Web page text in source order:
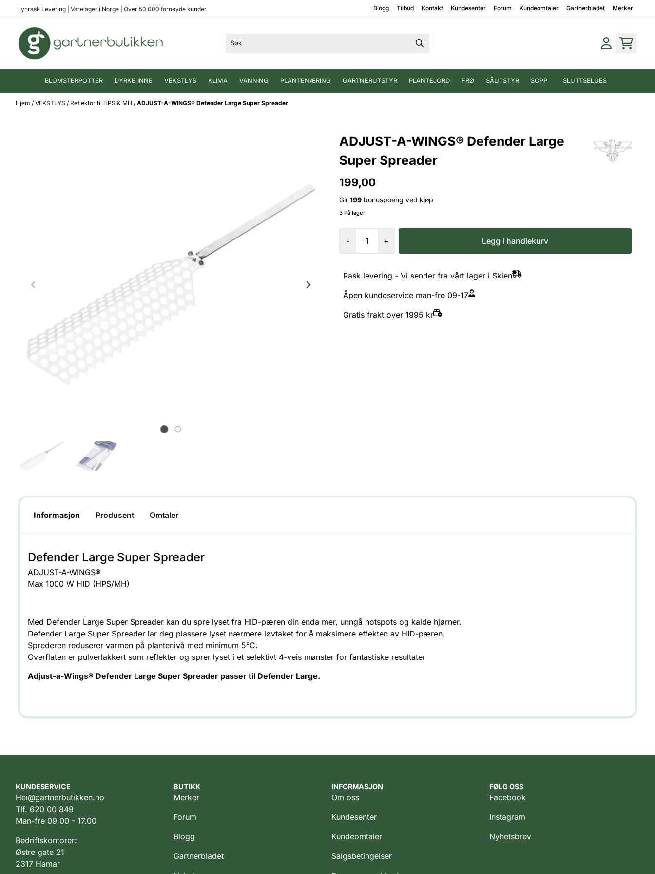
Hopp til innhold
Lynrask Levering Varelager i Norge Over 50 000 fornøyde kunder Blogg Tilbud Kontakt Kundesenter Forum Kundeomtaler Gartnerbladet Merker
BLOMSTERPOTTER DYRKE INNE VEKSTLYS KLIMA VANNING PLANTENÆRING GARTNERUTSTYR PLANTEJORD FRØ SÅUTSTYR SOPP SLUTTSELGES
Hjem / VEKSTLYS / Reflektor til HPS & MH / ADJUST-A-WINGS® Defender Large Super Spreader
ADJUST-A-WINGS® Defender Large
Super Spreader
199,00
Gir 199 bonuspoeng ved kjøp
3 På lager
- + Legg i handlekurv
Rask levering - Vi sender fra vårt lager i Skien
Åpen kundeservice man-fre 09-17
Gratis frakt over 1995 kr
Informasjon Produsent Omtaler
Defender Large Super Spreader
ADJUST-A-WINGS®
Max 1000 W HID (HPS/MH)
Med Defender Large Super Spreader kan du spre lyset fra HID-pæren din enda mer, unngå hotspots og kalde hjørner.
Defender Large Super Spreader lar deg plassere lyset nærmere løvtaket for å maksimere effekten av HID-pæren.
Sprederen reduserer varmen på plantenivå med minimum 5°C.
Overflaten er pulverlakkert som reflekter og sprer lyset i et selektivt 4-veis mønster for fantastiske resultater
Adjust-a-Wings® Defender Large Super Spreader passer til Defender Large.
KUNDESERVICE
Hei@gartnerbutikken.no
Tlf. 620 00 849
Man-fre 09.00 - 17.00
Bedriftskontorer:
Østre gate 21
2317 Hamar
BUTIKK
Merker
Forum
Blogg
Gartnerbladet
INFORMASJON
Om oss
Kundesenter
Kundeomtaler
Salgsbetingelser
FØLG OSS
Facebook
Instagram
Nyhetsbrev